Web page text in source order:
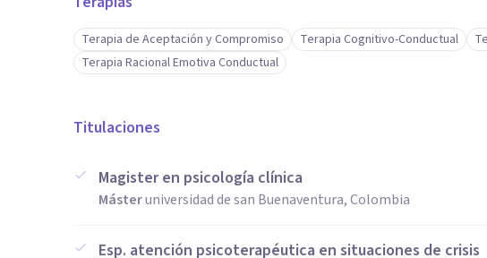
Terapia de Aceptación y Compromiso Terapia Cognitivo-Conductual
Terapia Racional Emotiva Conductual
Titulaciones
Magister en psicología clínica
Másteruniversidad de san Buenaventura, Colombia
Esp. atención psicoterapéutica en situaciones de crisis